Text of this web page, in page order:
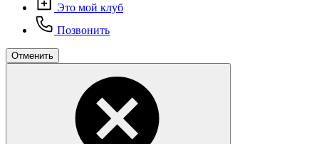
Это мой клуб
Позвонить
Отменить